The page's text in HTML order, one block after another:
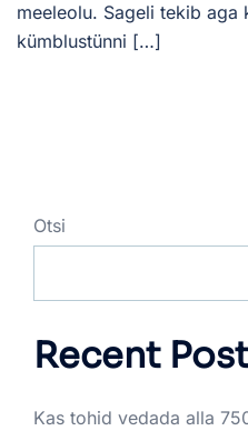
meeleolu. Sageli tekib aga
kümblustünni […]
Otsi
Recent
Kas tohid vedada alla